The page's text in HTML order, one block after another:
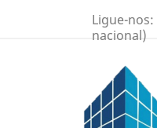
Ligue-nos:
nacional)